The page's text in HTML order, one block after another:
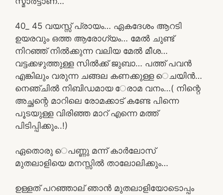
40_ 45 വയസ്സ് പ്രായം… ഏകദേശം ആറടി
ഉയരവും ഒത്ത ആരോഗ്യം… മേൽ ചുണ്ട്
നിറഞ്ഞ് നിൽക്കുന്ന വലിയ മേൽ മീശ…
വട്ടക്കഴുത്തുള്ള സിൽക്ക് ജുബാ… പത്ത് പവൻ
എങ്കിലും വരുന്ന ചങ്ങല കണക്കുള്ള െചയിൻ…
നെഞ്ചിൽ നിബിഡമായ േരാമ വനം…( നിന്റെ
അച്ഛന്റെ മാറിലെ രോമക്കാട് കണ്ടേ പിന്നെ
പൂടയുള്ള വിരിഞ്ഞ മാറ് എന്നെ മത്ത്
പിടിപ്പിക്കും..!)
ഏതൊരു െപണ്ണു മന്ന് കാർലോസ്
മുതലാളിയെ മനസ്സിൽ താലോലിക്കും…
ഉള്ളത് പറഞ്ഞാല് ഞാൻ മുതലാളിയോടൊപ്പം